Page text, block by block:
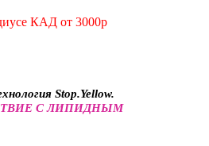
КАД от 3000р
Stop.Yellow.
С ЛИПИДНЫМ